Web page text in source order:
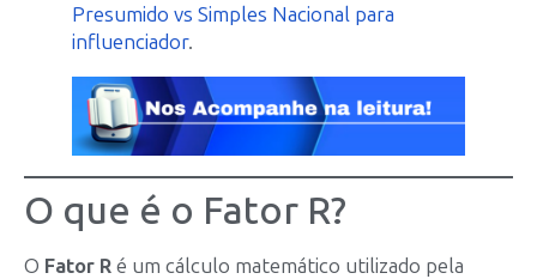
Presumido vs Simples Nacional para
influenciador.
O que é o Fator R?
O Fator R é um cálculo matemático utilizado pela